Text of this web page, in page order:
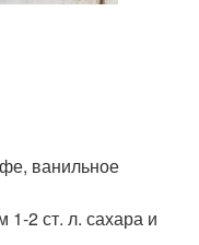
ванильное
2 ст. л. сахара и